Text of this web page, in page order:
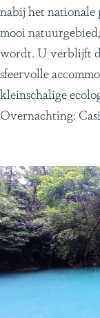
nabij het nationale
mooi
wordt. U verblijft
sfeervolle
kleinschalige
Overnachting: